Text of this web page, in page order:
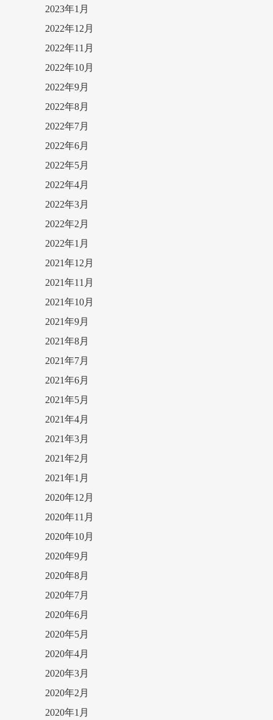
2023年1月
2022年12月
2022年11月
2022年10月
2022年9月
2022年8月
2022年7月
2022年6月
2022年5月
2022年4月
2022年3月
2022年2月
2022年1月
2021年12月
2021年11月
2021年10月
2021年9月
2021年8月
2021年7月
2021年6月
2021年5月
2021年4月
2021年3月
2021年2月
2021年1月
2020年12月
2020年11月
2020年10月
2020年9月
2020年8月
2020年7月
2020年6月
2020年5月
2020年4月
2020年3月
2020年2月
2020年1月